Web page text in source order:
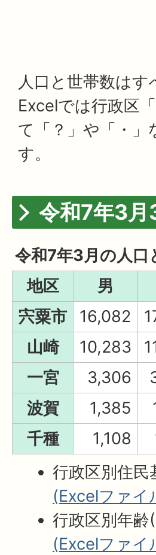
人口と世帯数は
Excelでは行政区
て「？」や「・
す。
令和7年3月
令和7年3月の人口
地区
男
宍粟市
16,082
山崎
10,283
一宮
3,306
波賀
1,385
千種
1,108
行政区別住民
(Excelファイ
行政区別年
(Excelファイ